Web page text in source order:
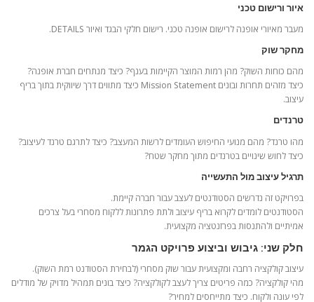
איור ורישום טכני
מעבר מאיורי אופנה לרישום אופנה טכני. רישום חלקי הבגד ואיור DETAILS.
מחקר שוק
מהם כוחות השוק? מהן רמות המוצר הקיימות בענף? כיצד מנתחים חברת אופנה?
כיצד מזהים תחרות ובונים Mission Statement כיצד מתווים דרך שיווקית בתוך בריף
עיצוב.
טרנדים
מהו טרנד? מהם מנועי החיפוש העומדים לרשות המעצב? כיצד לתרגם טרנד לעיצוב?
כיצד לחוש שינויים בטרנדים מתוך מחקר שטח?
תרגיל עיצוב מול התעשייה
בפרויקט זה נדרשים הסטודנטים לעצב עבור חברה קיימת.
הסטודנטים לומדים לקרוא בריף עיצוב ולתת פתרונות ללקוח מסחרי בעל צרכים
אמיתיים ולהתנסות בפרזנטציה מקצועית.
חלק שני: גיבוש וביצוע פרויקט הגמר
עיצוב קולקציה רחבה ומקצועית עבור שוק מסחרי (לבחירת הסטודנט רמת השוק).
מהי קולקציה? כמה פריטים צריך לעצב לקולקציה? כיצד בונים תמהיל מדויק של מודלים
לפי עונה ולקוח. כיצד מתייחסים למחיר?